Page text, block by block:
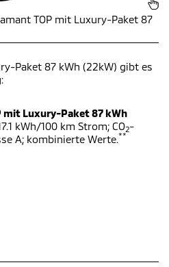
TOP mit Luxury-Paket 87
Paket 87 kWh (22kW) gibt es
mit Luxury-Paket 87 kWh
kWh/100 km Strom; CO2-
A; kombinierte Werte.**